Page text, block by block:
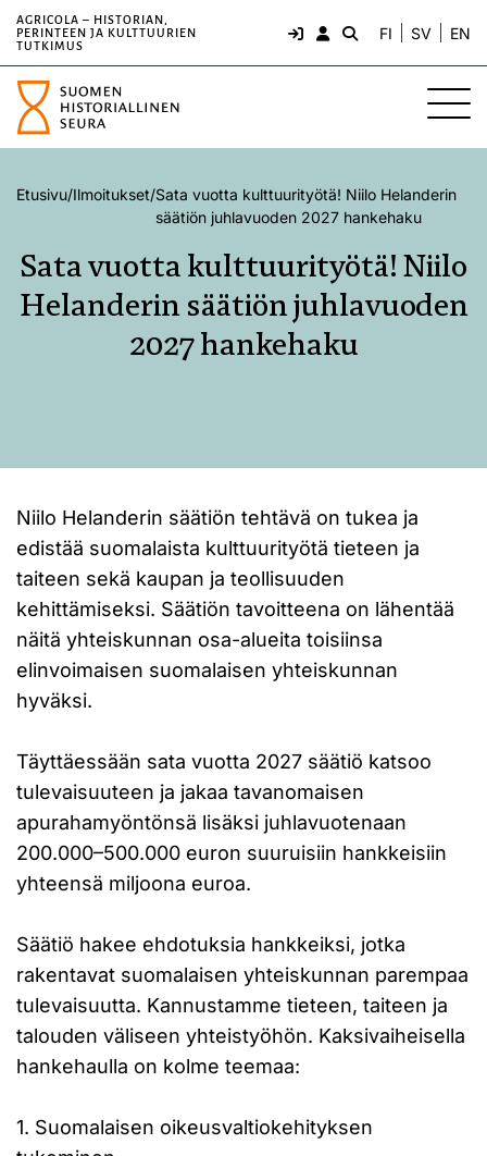
AGRICOLA – HISTORIAN,
PERINTEEN JA KULTTUURIEN
TUTKIMUS
FI SV EN
Etusivu/Ilmoitukset/Sata vuotta kulttuurityötä! Niilo Helanderin
säätiön juhlavuoden 2027 hankehaku
Sata vuotta kulttuurityötä! Niilo
Helanderin säätiön juhlavuoden
2027 hankehaku
Niilo Helanderin säätiön tehtävä on tukea ja
edistää suomalaista kulttuurityötä tieteen ja
taiteen sekä kaupan ja teollisuuden
kehittämiseksi. Säätiön tavoitteena on lähentää
näitä yhteiskunnan osa-alueita toisiinsa
elinvoimaisen suomalaisen yhteiskunnan
hyväksi.
Täyttäessään sata vuotta 2027 säätiö katsoo
tulevaisuuteen ja jakaa tavanomaisen
apurahamyöntönsä lisäksi juhlavuotenaan
200.000–500.000 euron suuruisiin hankkeisiin
yhteensä miljoona euroa.
Säätiö hakee ehdotuksia hankkeiksi, jotka
rakentavat suomalaisen yhteiskunnan parempaa
tulevaisuutta. Kannustamme tieteen, taiteen ja
talouden väliseen yhteistyöhön. Kaksivaiheisella
hankehaulla on kolme teemaa:
1. Suomalaisen oikeusvaltiokehityksen